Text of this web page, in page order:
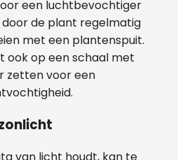
een luchtbevochtiger
de plant regelmatig
met een plantenspuit.
ook op een schaal met
zetten voor een
van licht houdt, kan te